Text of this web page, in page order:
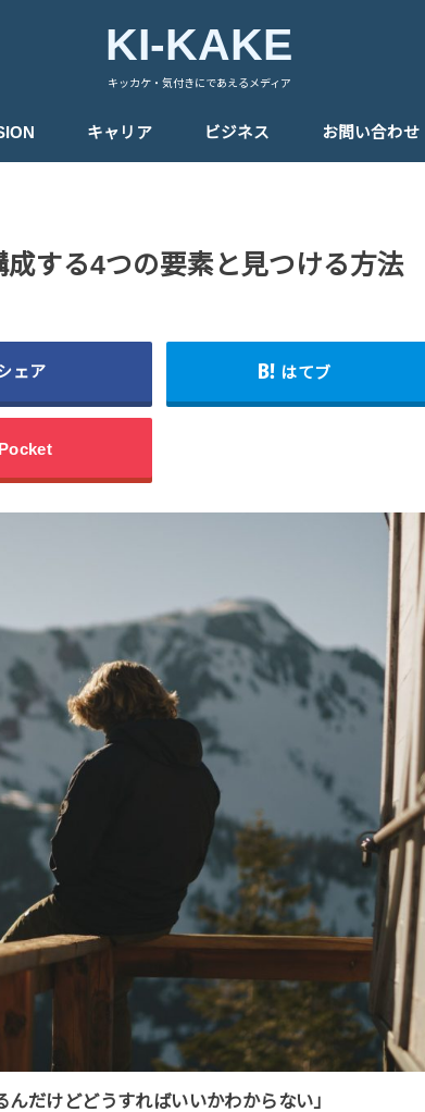
KI-KAKE
キッカケ・気付きにであえるメディア
キャリア ビジネス お問い合わせ
する4つの要素と見つける方法
ェア はてブ
Pocket
だけどどうすればいいかわからない」